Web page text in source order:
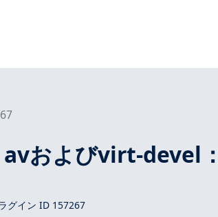
およびvirt-devel
グイン ID 157267